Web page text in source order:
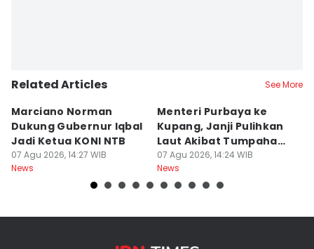
Related Articles See More
Marciano Norman
Dukung Gubernur Iqbal
Jadi Ketua KONI NTB
07 Agu 2026, 14:27 WIB
News
Menteri Purbaya ke
Kupang, Janji Pulihkan
Laut Akibat Tumpahan
Minyak Montara
07 Agu 2026, 14:24 WIB
News